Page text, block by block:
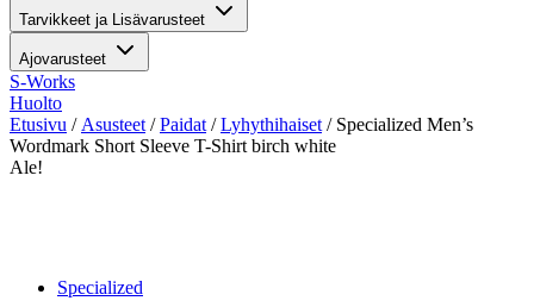
Tarvikkeet ja Lisävarusteet
Ajovarusteet
S-Works
Huolto
Etusivu / Asusteet /Paidat /Lyhythihaiset / Specialized Men’s
Wordmark Short Sleeve T-Shirt birch white
Ale!
Specialized